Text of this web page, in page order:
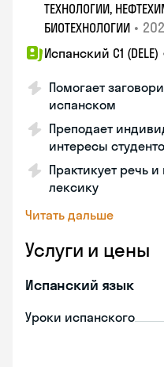
ТЕХНОЛОГИИ,
БИОТЕХНОЛОГИИ •
Испанский С1 (DELE)
Помогает
испанском
Преподает
интересы
Практикует речь
лексику
Читать дальше
Услуги и цены
Испанский язык
Уроки испанского